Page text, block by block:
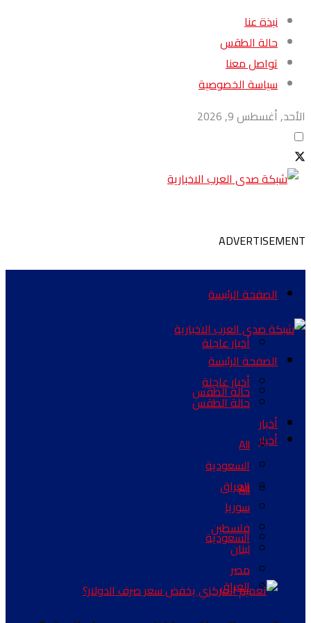
نبذة عنا
حالة الطقس
تواصل معنا
سياسة الخصوصية
الأحد, أغسطس 9, 2026
ADVERTISEMENT
الصفحة الرئيسة
أخبار عاجلة
حالة الطقس
أخبار
All
السعودية
العراق
الصفحة الرئيسة
أخبار عاجلة
حالة الطقس
أخبار
All
السعودية
العراق
سوريا
فلسطين
لبنان
مصر